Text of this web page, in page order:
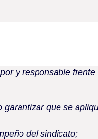
y responsable
que se
del sindicato;